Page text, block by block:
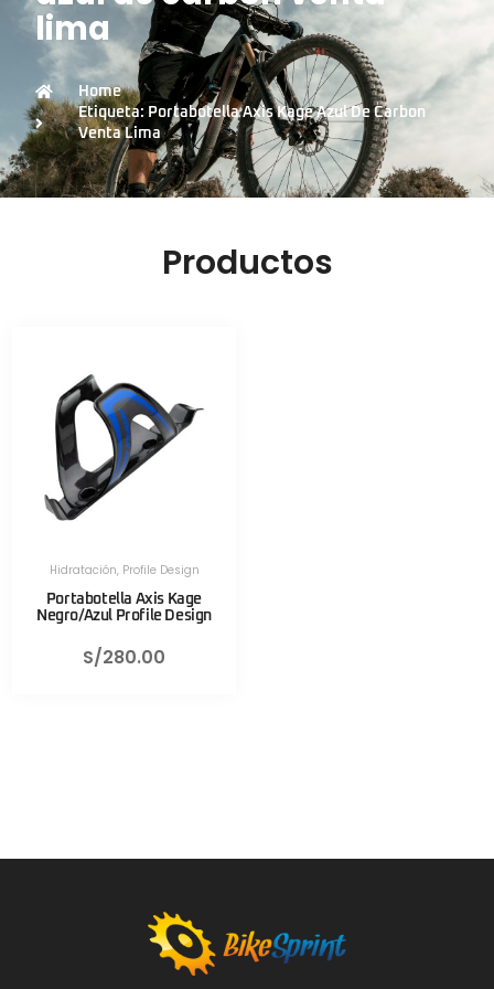
lima
Home
Etiqueta: Portabotella Axis Kage Azul De Carbon
Venta Lima
Productos
Hidratación, Profile Design
Portabotella Axis Kage
Negro/Azul Profile Design
S/280.00